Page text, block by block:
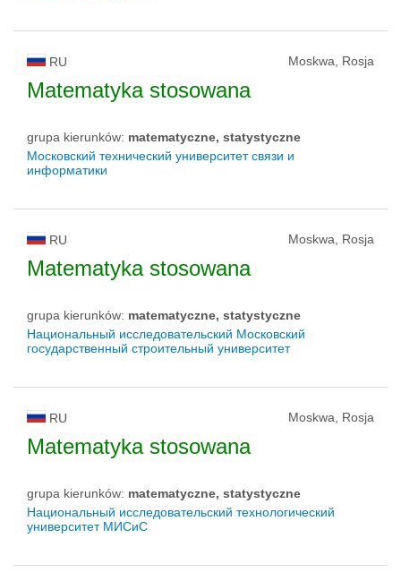
RU Moskwa, Rosja
Matematyka stosowana
grupa kierunków: matematyczne, statystyczne
Московский технический университет связи и
информатики
RU Moskwa, Rosja
Matematyka stosowana
grupa kierunków: matematyczne, statystyczne
Национальный исследовательский Московский
государственный строительный университет
RU Moskwa, Rosja
Matematyka stosowana
grupa kierunków: matematyczne, statystyczne
Национальный исследовательский технологический
университет МИСиС